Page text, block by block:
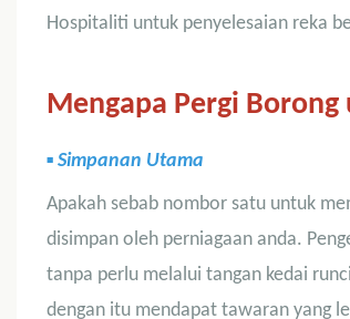
Hospitaliti untuk penyelesaian reka
Mengapa Pergi
▪ Simpanan Utama
Apakah sebab nombor satu untuk
disimpan oleh perniagaan anda.
tanpa perlu melalui tangan kedai
dengan itu mendapat tawaran yang